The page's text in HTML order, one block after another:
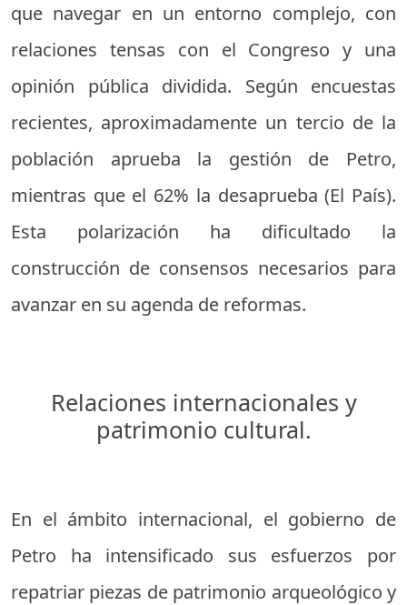
que navegar en un entorno complejo, con
relaciones tensas con el Congreso y una
opinión pública dividida. Según encuestas
recientes, aproximadamente un tercio de la
población aprueba la gestión de Petro,
mientras que el 62% la desaprueba (El País).
Esta polarización ha dificultado la
construcción de consensos necesarios para
avanzar en su agenda de reformas.
Relaciones internacionales y
patrimonio cultural.
En el ámbito internacional, el gobierno de
Petro ha intensificado sus esfuerzos por
repatriar piezas de patrimonio arqueológico y